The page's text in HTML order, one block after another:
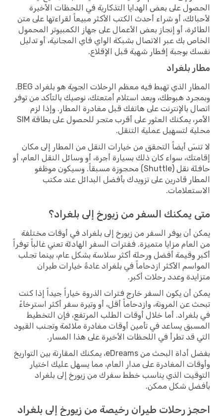
الحصول على بعض الهدايا التذكارية في اللحظات الأخيرة
لأحبائك، أو شراء أحدث الكتب الأكثر مبيعاً لقراءتها على متن
الطائرة، أو إنجاز بعض الأعمال على جهاز الكمبيوتر المحمول
الخاص بك عبر الاتصال بشبكة الواي فاي المجانية، أو تدليل
نفسك بوجبة إفطار شهية قبل الإقلاع.
مطار بلغراد
المطار الذي تهبط فيه معظم الرحلات الجوية هو بلغراد BEG.
وبمجرد هبوطك، وبعد استلام أمتعتك، نوصيك بالتأكد من توفر
اتصال بالإنترنت على هاتفك قبل مغادرة المطار. وإذا لزم
الأمر، يمكنك العثور على أقرب متجر للحصول على بطاقة SIM
محلية لتسهيل عملية التنقل.
لا تنسَ أيضاً التحقق من خيارات النقل من المطار إلى مكان
إقامتك، سواء كان ذلك بسيارة أجرة، أو وسائل النقل العام، أو
حافلة نقل (Shuttle) محجوزة مسبقاً. وسيكون موظفو
المطار قادرين على تزويدك بأفضل البدائل عند مكتب
الاستعلامات.
متى يمكنك السفر من زيورخ إلى بلغراد؟
يمكن أن يوفر السفر من زيورخ إلى بلغراد في أوقات مختلفة
من العام مزايا متميزة. ففترات السفر الهادئة تعني غالباً توفراً
أكبر وقيمة أفضل ورحلة أكثر سلاسة بشكل عام، بينما تجلب
المواسم الأكثر ازدحاماً في بلغراد عادةً خيارات طيران
متزايدة وعدد رحلات أكبر.
يمكن أن يكون السفر خارج فترات الذروة خياراً جيداً إذا كنت
تبحث عن المرونة، وازدحاماً أقل، أو وتيرة سفر أكثر استرخاءً
في بلغراد. أما خلال أوقات الطلب المرتفع، فإن التخطيط
المسبق يساعد في تأمين أوقات مغادرة ملائمة وتجنب القيود
التي قد تطرأ في اللحظات الأخيرة على هذا المسار.
بفضل أداة البحث من eDreams، يمكنك المقارنة بين التواريخ
وأوقات المغادرة على مدار العام، مما يسهل عليك اختيار
التوقيت الذي يناسب خطط سفرك من زيورخ إلى بلغراد
بأفضل شكل ممكن.
احجز رحلات طيران رخيصة من زيورخ إلى بلغراد